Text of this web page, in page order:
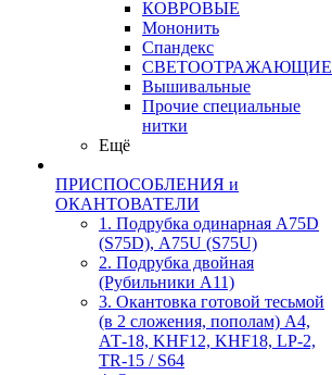
КОВРОВЫЕ
Мононить
Спандекс
СВЕТООТРАЖАЮЩИЕ
Вышивальные
Прочие специальные
нитки
Ещё
ПРИСПОСОБЛЕНИЯ и
ОКАНТОВАТЕЛИ
1. Подрубка одинарная А75D
(S75D), А75U (S75U)
2. Подрубка двойная
(Рубильники А11)
3. Окантовка готовой тесьмой
(в 2 сложения, пополам) А4,
АТ-18, KHF12, KHF18, LP-2,
TR-15 / S64